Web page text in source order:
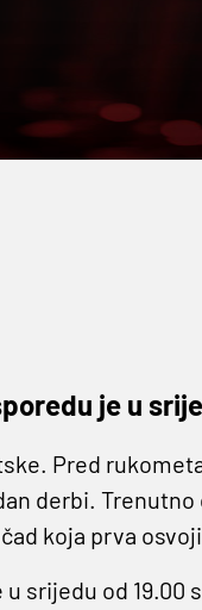
je u
Pred
derbi.
koja prva
srijedu od 19.00